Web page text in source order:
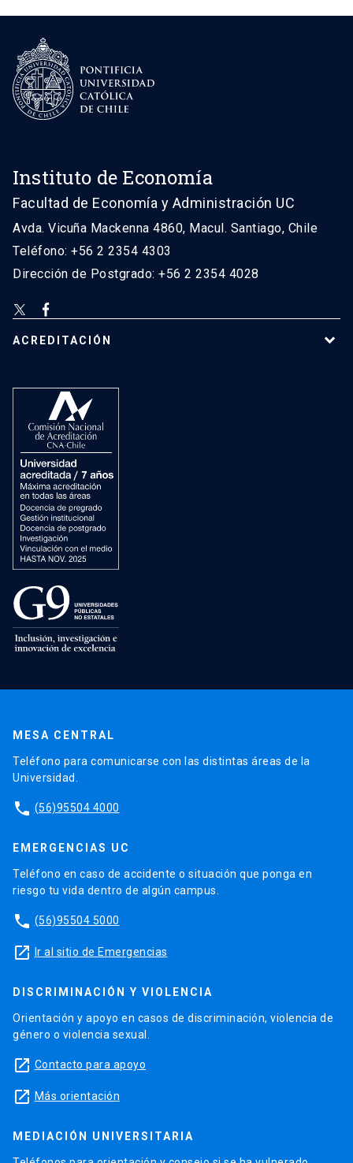
Instituto de Economía
Facultad de Economía y Administración UC
Avda. Vicuña Mackenna 4860, Macul. Santiago, Chile
Teléfono: +56 2 2354 4303
Dirección de Postgrado: +56 2 2354 4028
ACREDITACIÓN
MESA CENTRAL
Teléfono para comunicarse con las distintas áreas de la
Universidad.
phone (56)95504 4000
EMERGENCIAS UC
Teléfono en caso de accidente o situación que ponga en
riesgo tu vida dentro de algún campus.
phone (56)95504 5000
launch Ir al sitio de Emergencias
DISCRIMINACIÓN Y VIOLENCIA
Orientación y apoyo en casos de discriminación, violencia de
género o violencia sexual.
launch Contacto para apoyo
launch Más orientación
MEDIACIÓN UNIVERSITARIA